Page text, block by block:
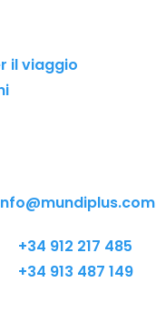
il viaggio
+34 912 217 485
+34 913 487 149